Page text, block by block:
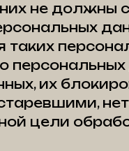
не должны
персональных
их
цели